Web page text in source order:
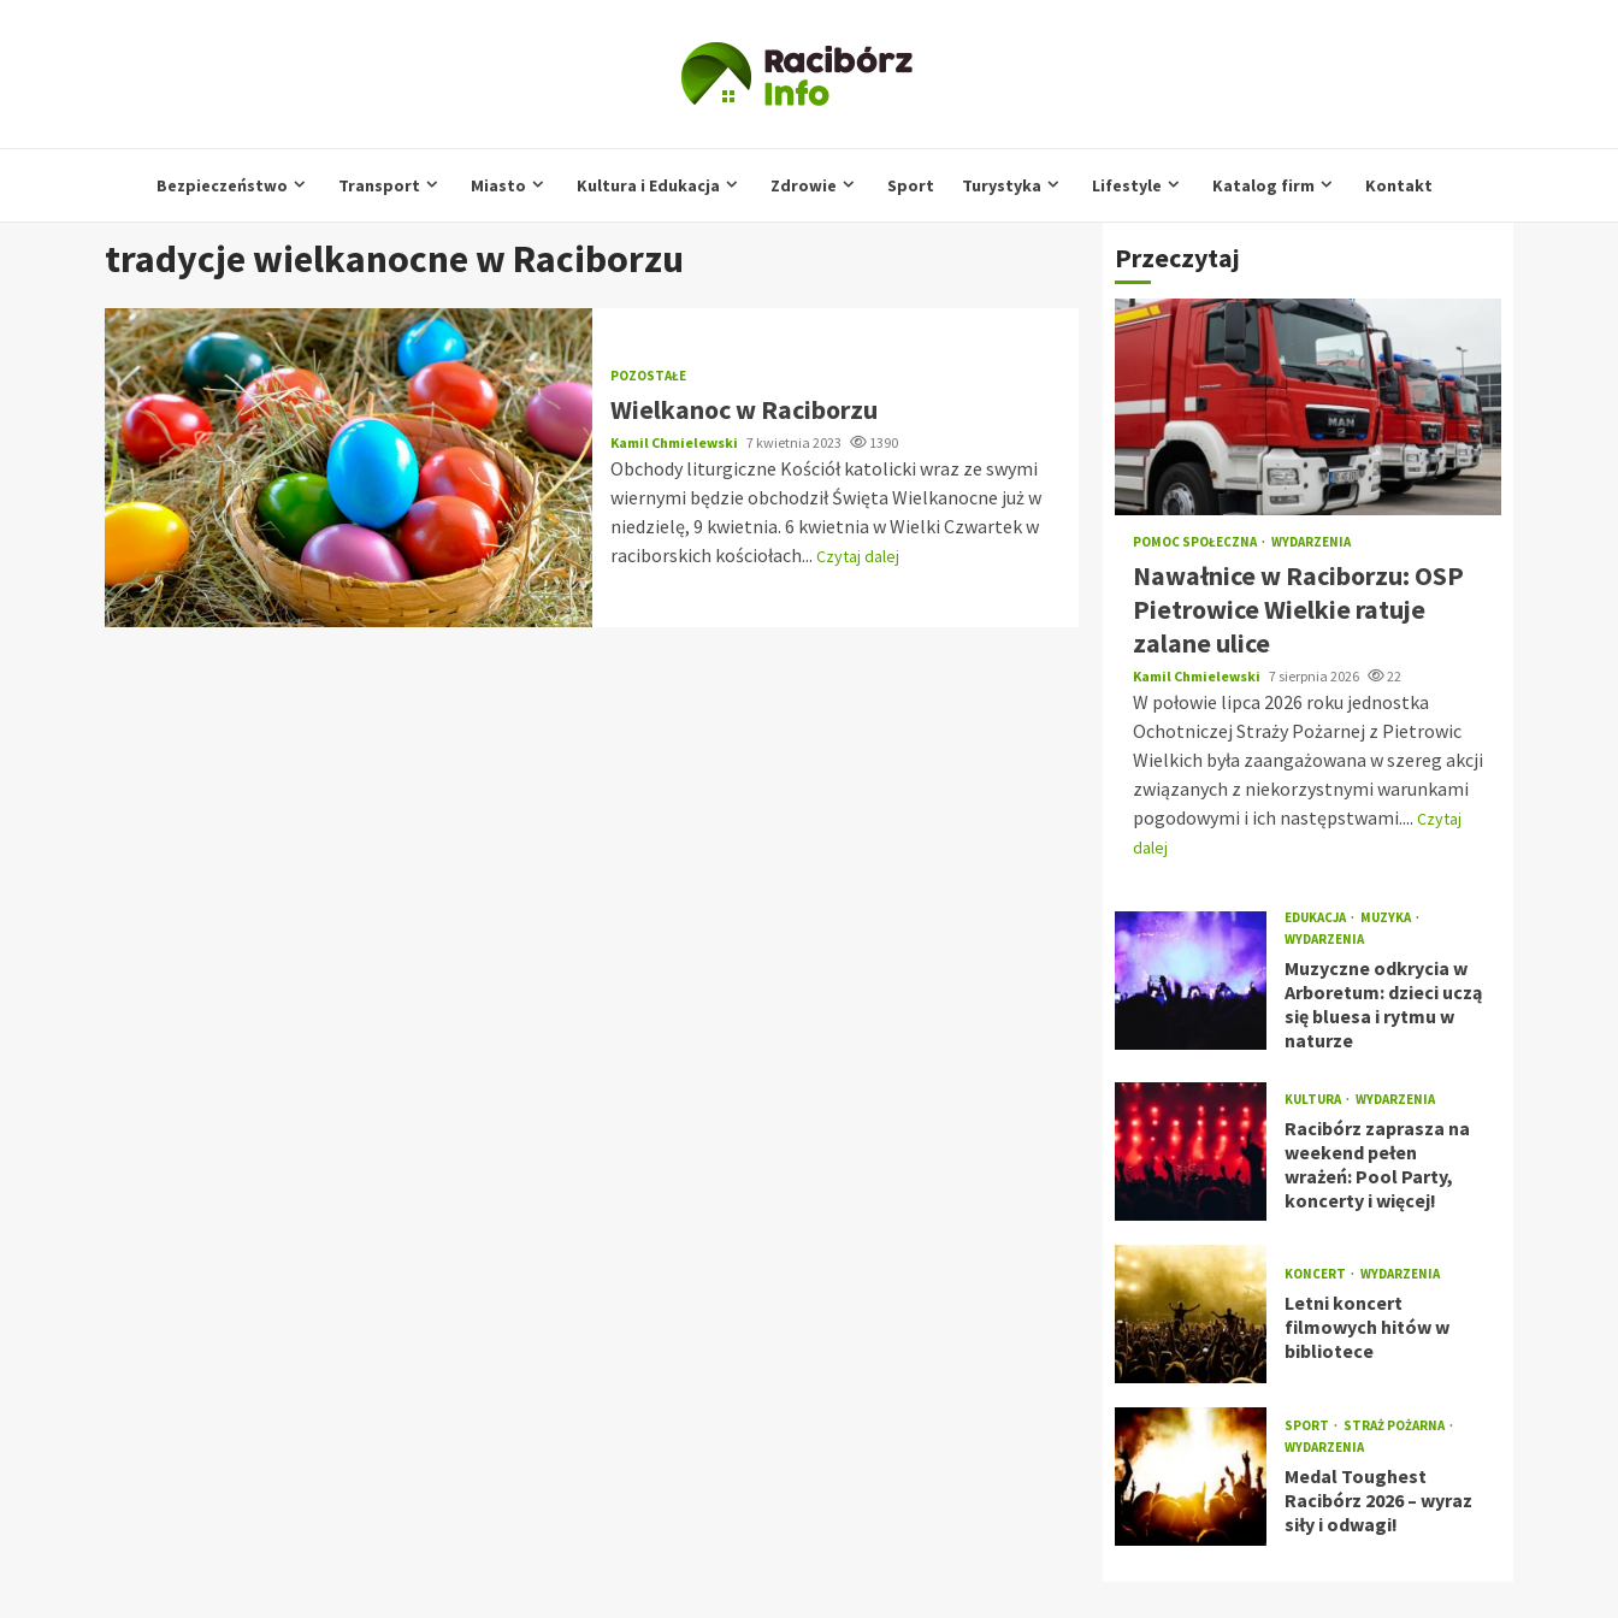
Bezpieczeństwo Transport Miasto Kultura i Edukacja Zdrowie Sport Turystyka Lifestyle Katalog firm Kontakt
tradycje wielkanocne w Raciborzu
POZOSTAŁE
Wielkanoc w Raciborzu
Kamil Chmielewski 7 kwietnia 2023 1390
Obchody liturgiczne Kościół katolicki wraz ze swymi
wiernymi będzie obchodził Święta Wielkanocne już w
niedzielę, 9 kwietnia. 6 kwietnia w Wielki Czwartek w
raciborskich kościołach... Czytaj dalej
Przeczytaj
POMOC SPOŁECZNA WYDARZENIA
Nawałnice w Raciborzu: OSP
Pietrowice Wielkie ratuje
zalane ulice
Kamil Chmielewski 7 sierpnia 2026 22
W połowie lipca 2026 roku jednostka
Ochotniczej Straży Pożarnej z Pietrowic
Wielkich była zaangażowana w szereg akcji
związanych z niekorzystnymi warunkami
pogodowymi i ich następstwami.... Czytaj
dalej
EDUKACJA
MUZYKA
WYDARZENIA
Muzyczne odkrycia w
Arboretum: dzieci uczą
się bluesa i rytmu w
naturze
KULTURA WYDARZENIA
Racibórz zaprasza na
weekend pełen
wrażeń: Pool Party,
koncerty i więcej!
KONCERT WYDARZENIA
Letni koncert
filmowych hitów w
bibliotece
SPORT
STRAŻ POŻARNA
WYDARZENIA
Medal Toughest
Racibórz 2026 – wyraz
siły i odwagi!